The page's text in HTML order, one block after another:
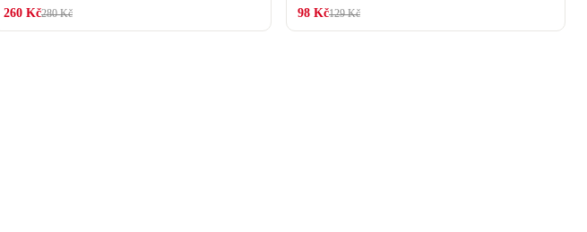
260 Kč280 Kč 98 Kč129 Kč